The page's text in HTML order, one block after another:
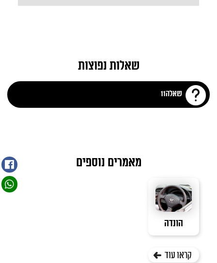
שאלות נפוצות
שאלה11
מאמרים נוספים
הונדה
קראו עוד